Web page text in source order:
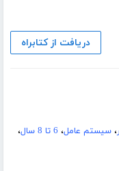
دریافت از کتابراه
،سیستم عامل، 6 تا 8 سال
،